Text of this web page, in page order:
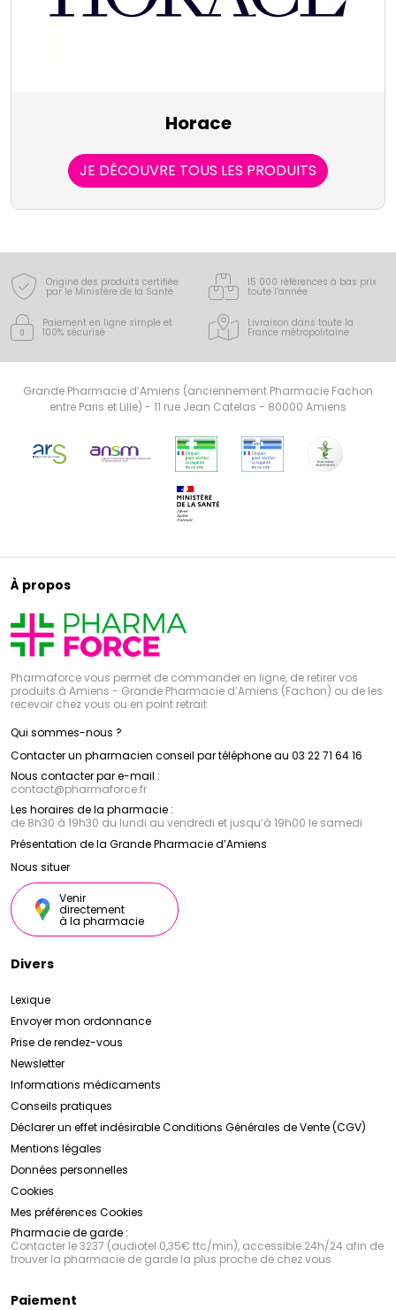
Horace
JE DÉCOUVRE TOUS LES PRODUITS
Origine des produits certifiée
par le Ministère de la Santé
15 000 références à bas prix
toute l’année
Paiement en ligne simple et
100% sécurisé
Livraison dans toute la
France métropolitaine
Grande Pharmacie d’Amiens (anciennement Pharmacie Fachon
entre Paris et Lille) - 11 rue Jean Catelas - 80000 Amiens
À propos
Pharmaforce vous permet de commander en ligne, de retirer vos
produits à Amiens - Grande Pharmacie d’Amiens (Fachon) ou de les
recevoir chez vous ou en point retrait
Qui sommes-nous ?
Contacter un pharmacien conseil par téléphone au 03 22 71 64 16
Nous contacter par e-mail :
contact@pharmaforce.fr
Les horaires de la pharmacie :
de 8h30 à 19h30 du lundi au vendredi et jusqu’à 19h00 le samedi
Présentation de la Grande Pharmacie d’Amiens
Nous situer
Venir
directement
à la pharmacie
Divers
Lexique
Envoyer mon ordonnance
Prise de rendez-vous
Newsletter
Informations médicaments
Conseils pratiques
Déclarer un effet indésirableConditions Générales de Vente (CGV)
Mentions légales
Données personnelles
Cookies
Mes préférences Cookies
Pharmacie de garde :
Contacter le 3237 (audiotel 0,35€ ttc/min), accessible 24h/24 afin de
trouver la pharmacie de garde la plus proche de chez vous
Paiement